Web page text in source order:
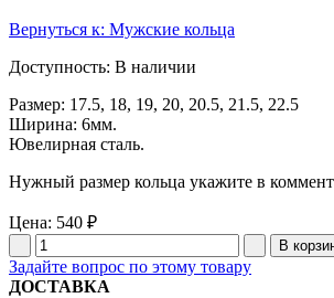
Вернуться к: Мужские кольца
Доступность: В наличии
Размер: 17.5, 18, 19, 20, 20.5, 21.5, 22.5
Ширина: 6мм.
Ювелирная сталь.
Нужный размер кольца укажите в
Цена: 540 ₽
Задайте вопрос по этому товару
ДОСТАВКА